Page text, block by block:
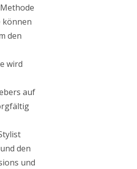
können
den
wird
auf
den
und